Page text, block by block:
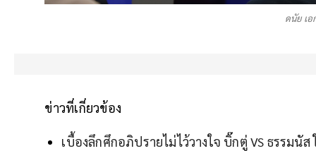
ดนัย เ
ข่าวที่เกี่ยวข้อง
เบื้องลึกศึกอภิปรายไม่ไว้วางใจ บิ๊กตู่ VS ธรรมนัส